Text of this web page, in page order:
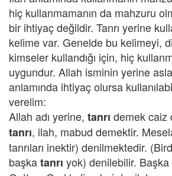
hiç kullanmamanın da mahzuru
bir ihtiyaç değildir. Tanrı yerine
kelime var. Genelde bu kelimeyi,
kimseler kullandığı için, hiç
uygundur. Allah isminin yerine
anlamında ihtiyaç olursa
verelim:
Allah adı yerine, tanrı demek caiz
tanrı, ilah, mabud demektir.
tanrıları inektir) denilmektedir.
başkatanrı yok) denilebilir.